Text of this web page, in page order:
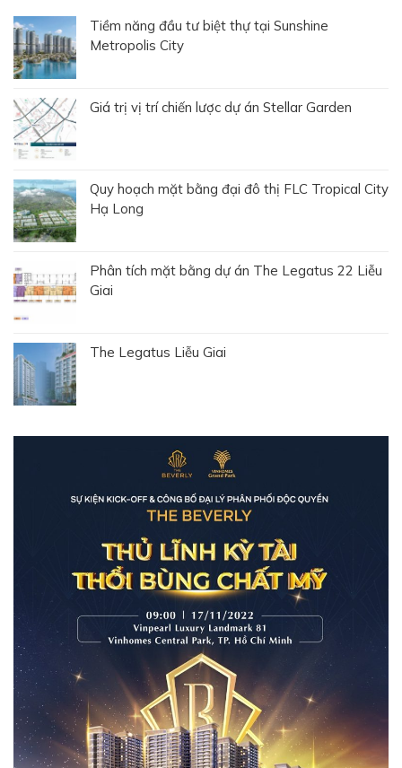
Tiềm năng đầu tư biệt thự tại Sunshine
Metropolis City
Giá trị vị trí chiến lược dự án Stellar Garden
Quy hoạch mặt bằng đại đô thị FLC Tropical City
Hạ Long
Phân tích mặt bằng dự án The Legatus 22 Liễu
Giai
The Legatus Liễu Giai